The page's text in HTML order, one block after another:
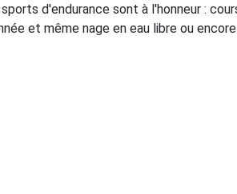
d'endurance sont à l'honneur :
et même nage en eau libre ou